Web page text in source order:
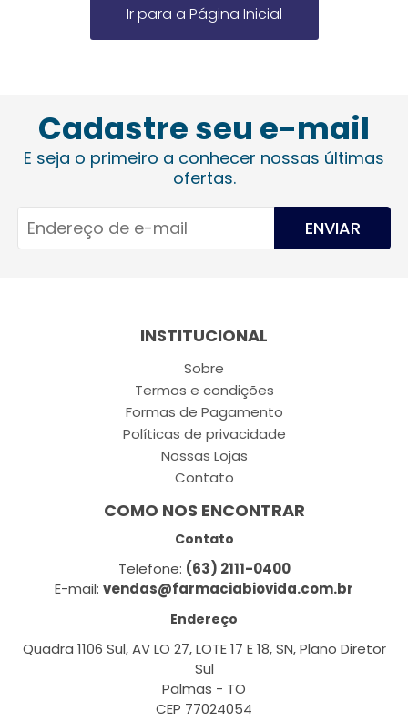
Ir para a Página Inicial
Cadastre seu e-mail
E seja o primeiro a conhecer nossas últimas
ofertas.
ENVIAR
INSTITUCIONAL
Sobre
Termos e condições
Formas de Pagamento
Políticas de privacidade
Nossas Lojas
Contato
COMO NOS ENCONTRAR
Contato
Telefone: (63) 2111-0400
E-mail: vendas@farmaciabiovida.com.br
Endereço
Quadra 1106 Sul, AV LO 27, LOTE 17 E 18, SN, Plano Diretor
Sul
Palmas - TO
CEP 77024054